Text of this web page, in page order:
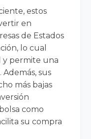
estos
en
de Estados
lo cual
y permite una
sus
más bajas
como
su compra